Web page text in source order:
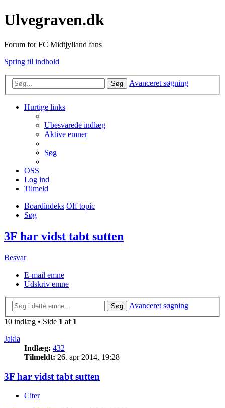
Ulvegraven.dk
Forum for FC Midtjylland fans
Spring til indhold
Søg Avanceret søgning
Hurtige links
Ubesvarede indlæg
Aktive emner
Søg
OSS
Log ind
Tilmeld
Boardindeks Off topic
Søg
3F har vidst tabt sutten
Besvar
E-mail emne
Udskriv emne
Søg
Avanceret søgning
10 indlæg • Side 1 af 1
Jakla
Indlæg: 432
Tilmeldt: 26. apr 2014, 19:28
3F har vidst tabt sutten
Citer